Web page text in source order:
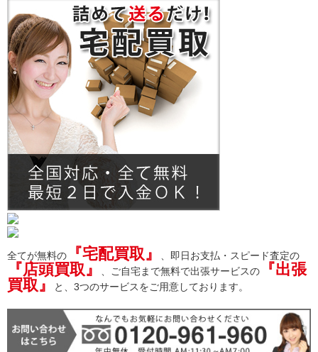
全てが無料の 『宅配買取』 、即日お支払・スピード査定の
『店頭買取』 、ご自宅まで無料で出張サービスの
『出張
買取』
と、3つのサービスをご用意しております。